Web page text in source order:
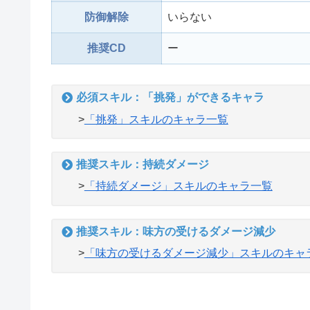
防御解除 いらない
推奨CD ー
必須スキル：「挑発」ができるキャラ
>「挑発」スキルのキャラ一覧
推奨スキル：持続ダメージ
>「持続ダメージ」スキルのキャラ一覧
推奨スキル：味方の受けるダメージ減少
>「味方の受けるダメージ減少」スキルのキャ